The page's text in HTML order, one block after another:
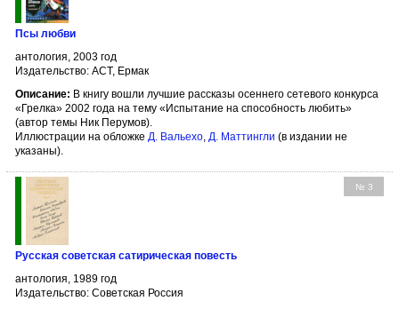
Псы любви
антология, 2003 год
Издательство: АСТ, Ермак
Описание: В книгу вошли лучшие рассказы осеннего сетевого конкурса
«Грелка» 2002 года на тему «Испытание на способность любить»
(автор темы Ник Перумов).
Иллюстрации на обложке Д. Вальехо Д. Маттингли (в издании не
указаны).
№ 3
Русская советская сатирическая повесть
антология, 1989 год
Издательство: Советская Россия